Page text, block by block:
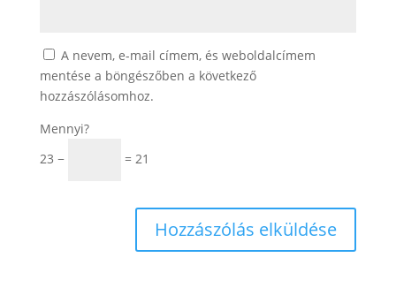
A nevem, e-mail címem, és weboldalcímem
mentése a böngészőben a következő
hozzászólásomhoz.
Mennyi?
23 −
= 21